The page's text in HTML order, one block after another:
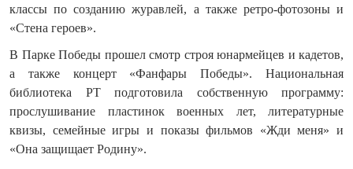
классы по созданию журавлей, а также ретро-фотозоны и
«Стена героев».
В Парке Победы прошел смотр строя юнармейцев и кадетов,
а также концерт «Фанфары Победы». Национальная
библиотека РТ подготовила собственную программу:
прослушивание пластинок военных лет, литературные
квизы, семейные игры и показы фильмов «Жди меня» и
«Она защищает Родину».